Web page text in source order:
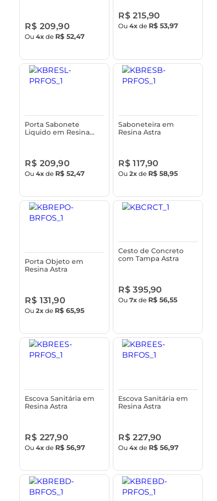
R$ 209,90
Ou4xde R$ 52,47
R$ 215,90
Ou4xde R$ 53,97
Porta Sabonete
Liquido em Resina
R$ 209,90
Ou4xde R$ 52,47
Saboneteira em
Resina Astra
R$ 117,90
Ou2xde R$ 58,95
Porta Objeto em
Resina Astra
R$ 131,90
Ou2xde R$ 65,95
Cesto de Concreto
com Tampa Astra
R$ 395,90
Ou7xde R$ 56,55
Escova Sanitária em
Resina Astra
R$ 227,90
Ou4xde R$ 56,97
Escova Sanitária em
Resina Astra
R$ 227,90
Ou4xde R$ 56,97